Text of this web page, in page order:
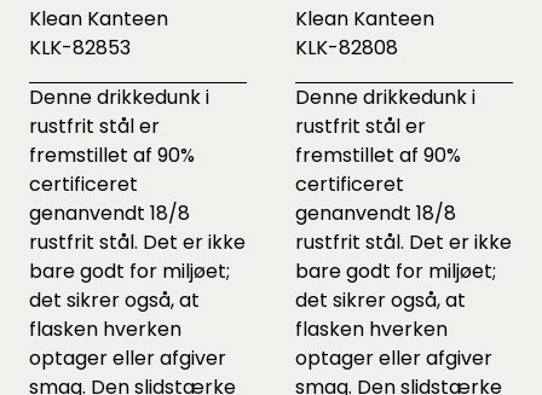
Klean Kanteen
KLK-82853
Denne drikkedunk i
rustfrit stål er
fremstillet af 90%
certificeret
genanvendt 18/8
rustfrit stål. Det er ikke
bare godt for miljøet;
det sikrer også, at
flasken hverken
optager eller afgiver
smag. Den slidstærke
Klean Kanteen
KLK-82808
Denne drikkedunk i
rustfrit stål er
fremstillet af 90%
certificeret
genanvendt 18/8
rustfrit stål. Det er ikke
bare godt for miljøet;
det sikrer også, at
flasken hverken
optager eller afgiver
smag. Den slidstærke